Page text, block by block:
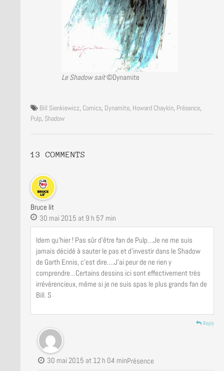
Le Shadow sait©Dynamite
Bill Sienkiewicz Comics Dynamite Howard Chaykin Présence
Pulp Shadow
13 COMMENTS
Bruce lit
30 mai 2015 at 9 h 57 min
Idem qu’hier ! Pas sûr d’être fan de Pulp…Je ne me suis
jamais décidé à sauter le pas et d’investir dans le Shadow
de Garth Ennis, c’est dire….J’ai peur de ne rien y
comprendre…Certains dessins ici sont effectivement très
irrévérencieux, même si je ne suis spas le plus grands fan de
Bill. S
Reply
Présence
30 mai 2015 at 12 h 04 min